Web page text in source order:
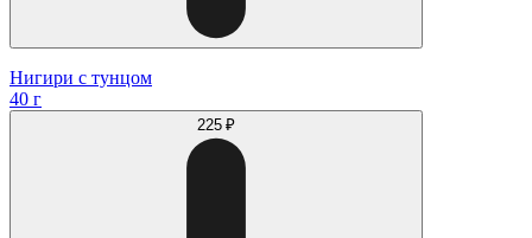
Нигири с тунцом
40 г
225 ₽